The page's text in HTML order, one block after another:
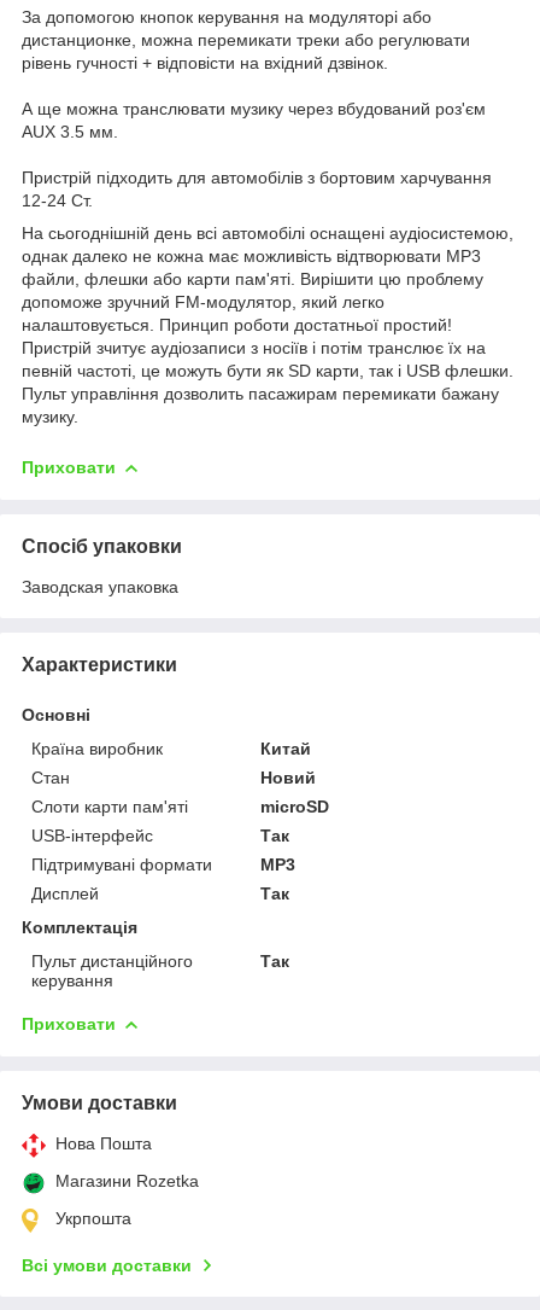
За допомогою кнопок керування на модуляторі або
дистанционке, можна перемикати треки або регулювати
рівень гучності + відповісти на вхідний дзвінок.
А ще можна транслювати музику через вбудований роз'єм
AUX 3.5 мм.
Пристрій підходить для автомобілів з бортовим харчування
12-24 Ст.
На сьогоднішній день всі автомобілі оснащені аудіосистемою,
однак далеко не кожна має можливість відтворювати MP3
файли, флешки або карти пам'яті. Вирішити цю проблему
допоможе зручний FM-модулятор, який легко
налаштовується. Принцип роботи достатньої простий!
Пристрій зчитує аудіозаписи з носіїв і потім транслює їх на
певній частоті, це можуть бути як SD карти, так і USB флешки.
Пульт управління дозволить пасажирам перемикати бажану
музику.
Приховати
Спосіб упаковки
Заводская упаковка
Характеристики
Основні
Країна виробник
Китай
Стан
Новий
Слоти карти пам'яті
microSD
USB-інтерфейс
Так
Підтримувані формати
MP3
Дисплей
Так
Комплектація
Пульт дистанційного
керування
Так
Приховати
Умови доставки
Нова Пошта
Магазини Rozetka
Укрпошта
Всі умови доставки